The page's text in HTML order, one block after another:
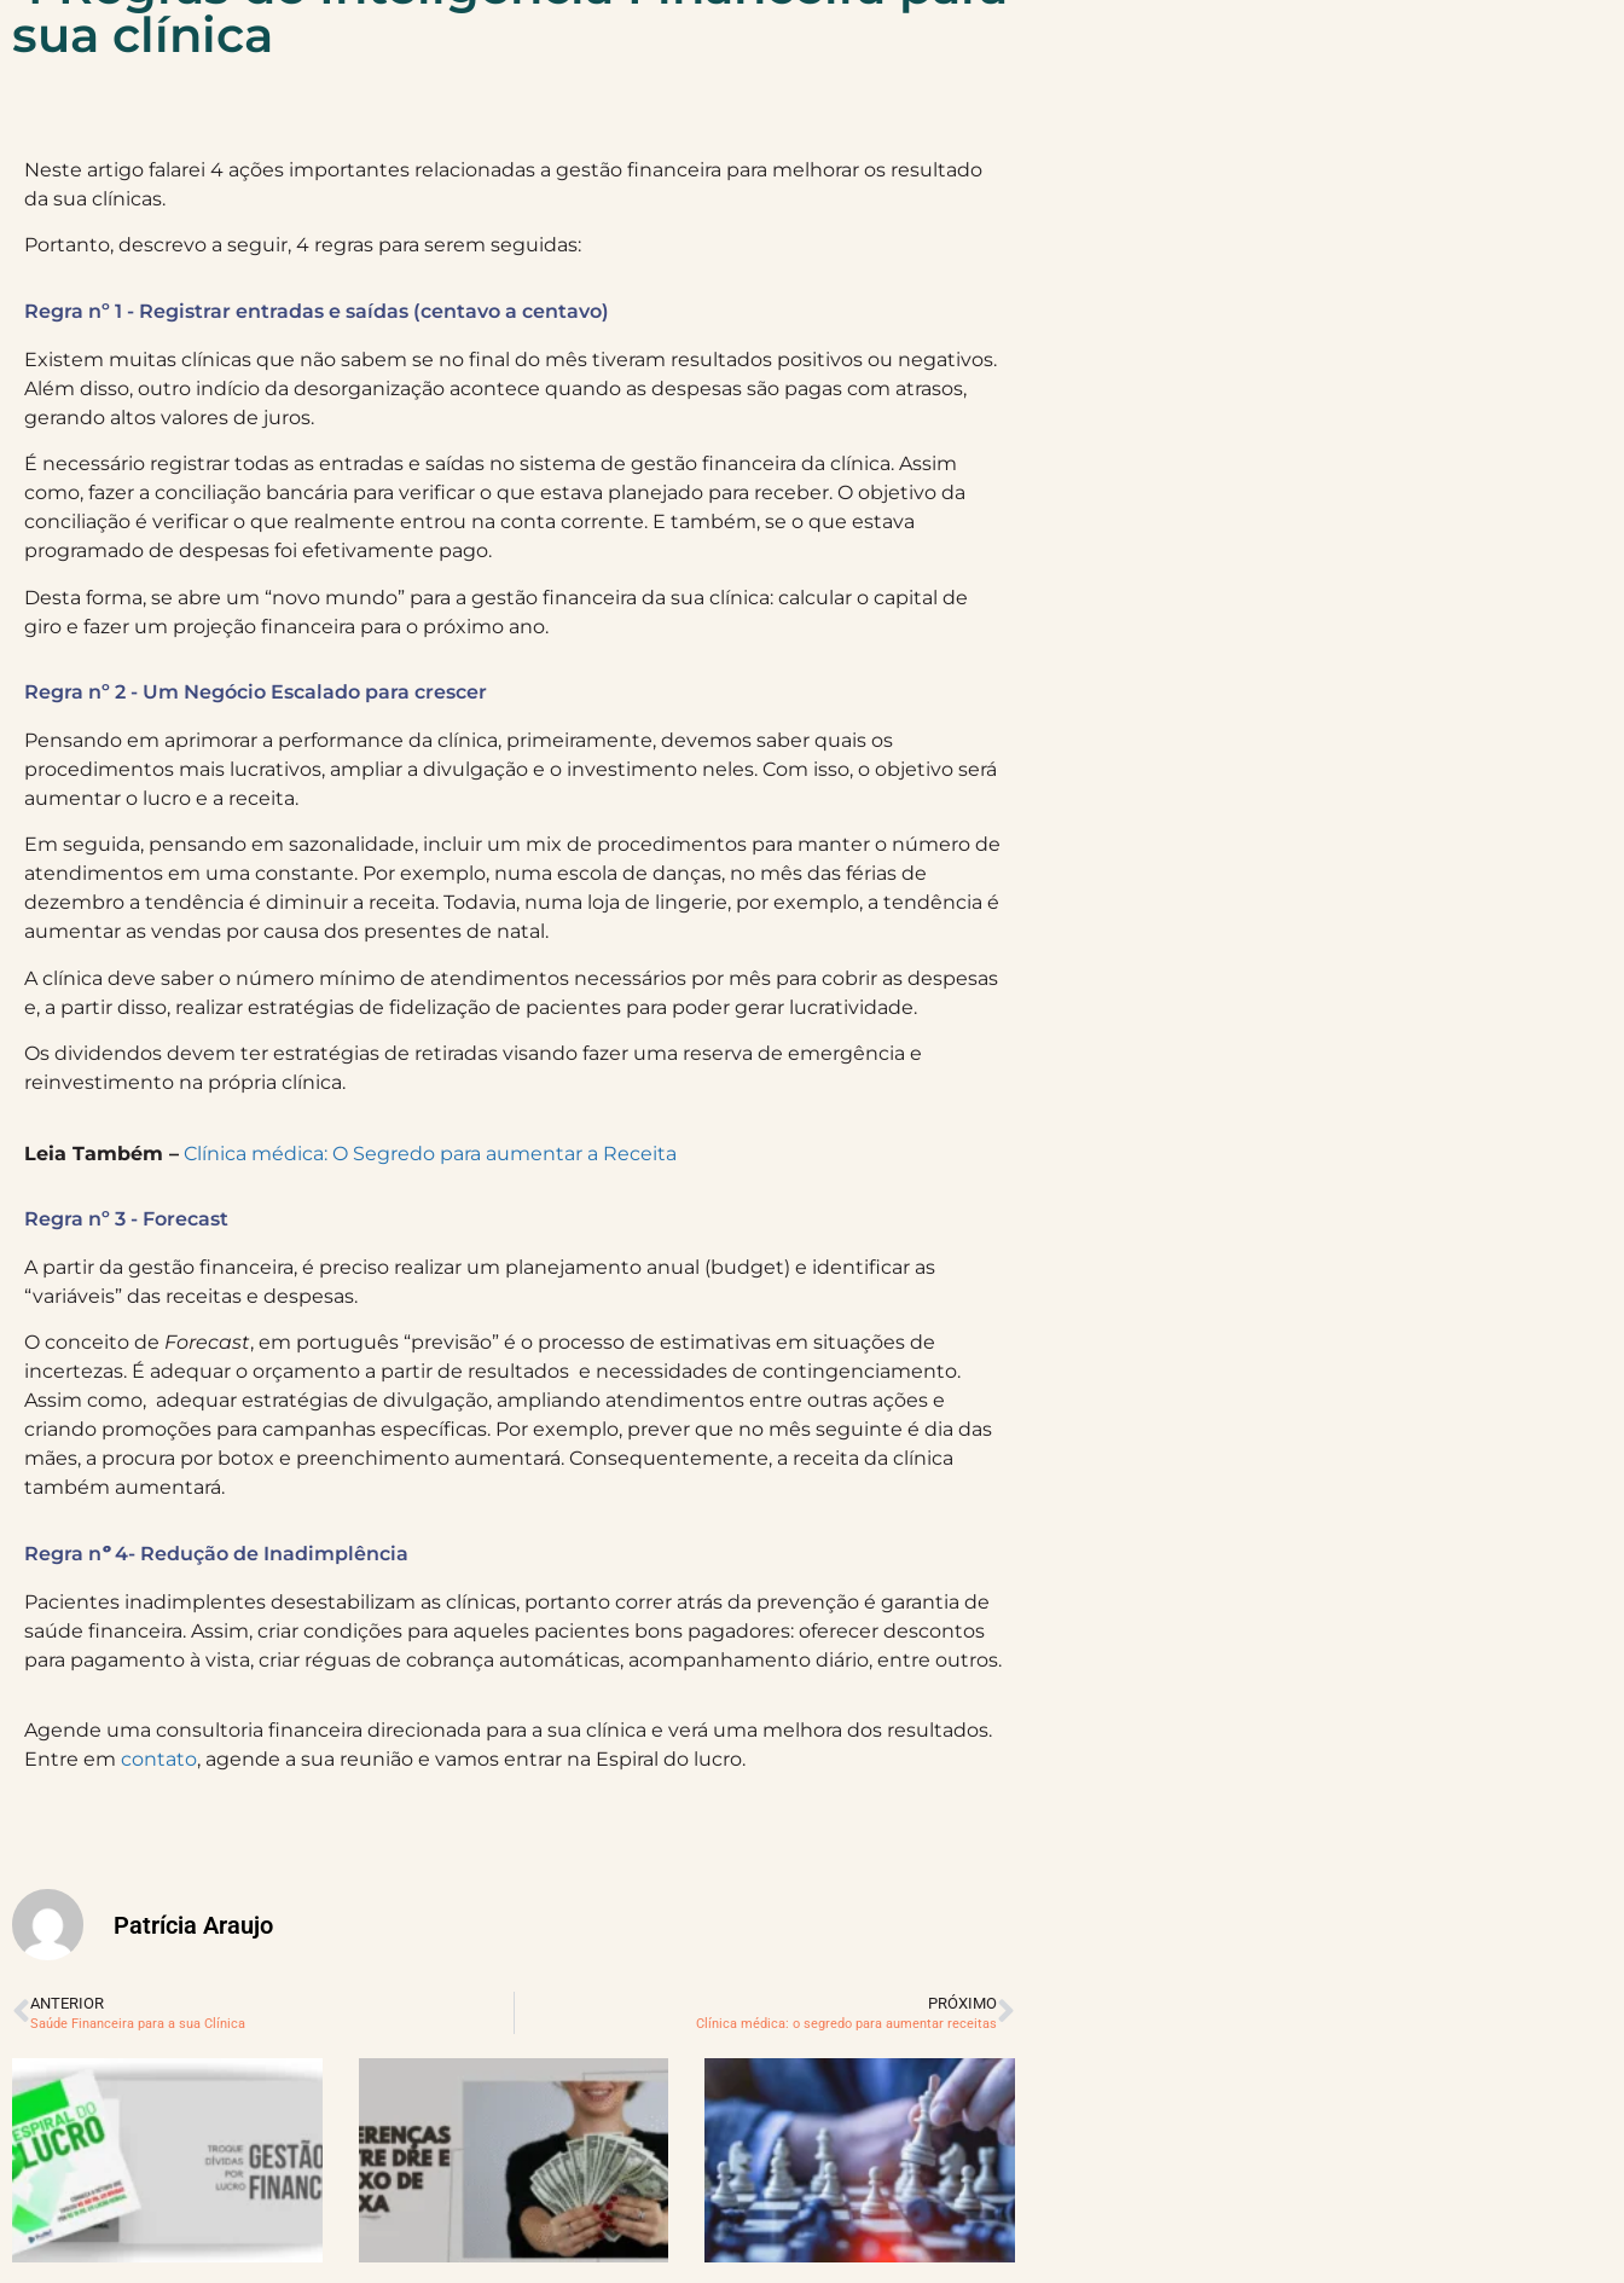
sua clínica
Neste artigo falarei 4 ações importantes relacionadas a gestão financeira para melhorar os resultado
da sua clínicas.
Portanto, descrevo a seguir, 4 regras para serem seguidas:
Regra nº 1 - Registrar entradas e saídas (centavo a centavo)
Existem muitas clínicas que não sabem se no final do mês tiveram resultados positivos ou negativos.
Além disso, outro indício da desorganização acontece quando as despesas são pagas com atrasos,
gerando altos valores de juros.
É necessário registrar todas as entradas e saídas no sistema de gestão financeira da clínica. Assim
como, fazer a conciliação bancária para verificar o que estava planejado para receber. O objetivo da
conciliação é verificar o que realmente entrou na conta corrente. E também, se o que estava
programado de despesas foi efetivamente pago.
Desta forma, se abre um “novo mundo” para a gestão financeira da sua clínica: calcular o capital de
giro e fazer um projeção financeira para o próximo ano.
Regra nº 2 - Um Negócio Escalado para crescer
Pensando em aprimorar a performance da clínica, primeiramente, devemos saber quais os
procedimentos mais lucrativos, ampliar a divulgação e o investimento neles. Com isso, o objetivo será
aumentar o lucro e a receita.
Em seguida, pensando em sazonalidade, incluir um mix de procedimentos para manter o número de
atendimentos em uma constante. Por exemplo, numa escola de danças, no mês das férias de
dezembro a tendência é diminuir a receita. Todavia, numa loja de lingerie, por exemplo, a tendência é
aumentar as vendas por causa dos presentes de natal.
A clínica deve saber o número mínimo de atendimentos necessários por mês para cobrir as despesas
e, a partir disso, realizar estratégias de fidelização de pacientes para poder gerar lucratividade.
Os dividendos devem ter estratégias de retiradas visando fazer uma reserva de emergência e
reinvestimento na própria clínica.
Leia Também – Clínica médica: O Segredo para aumentar a Receita
Regra nº 3 - Forecast
A partir da gestão financeira, é preciso realizar um planejamento anual (budget) e identificar as
“variáveis” das receitas e despesas.
O conceito de Forecast, em português “previsão” é o processo de estimativas em situações de
incertezas. É adequar o orçamento a partir de resultados e necessidades de contingenciamento.
Assim como, adequar estratégias de divulgação, ampliando atendimentos entre outras ações e
criando promoções para campanhas específicas. Por exemplo, prever que no mês seguinte é dia das
mães, a procura por botox e preenchimento aumentará. Consequentemente, a receita da clínica
também aumentará.
Regra nº4- Redução de Inadimplência
Pacientes inadimplentes desestabilizam as clínicas, portanto correr atrás da prevenção é garantia de
saúde financeira. Assim, criar condições para aqueles pacientes bons pagadores: oferecer descontos
para pagamento à vista, criar réguas de cobrança automáticas, acompanhamento diário, entre outros.
Agende uma consultoria financeira direcionada para a sua clínica e verá uma melhora dos resultados.
Entre em contato, agende a sua reunião e vamos entrar na Espiral do lucro.
Patrícia Araujo
ANTERIOR
Saúde Financeira para a sua Clínica
PRÓXIMO
Clínica médica: o segredo para aumentar receitas